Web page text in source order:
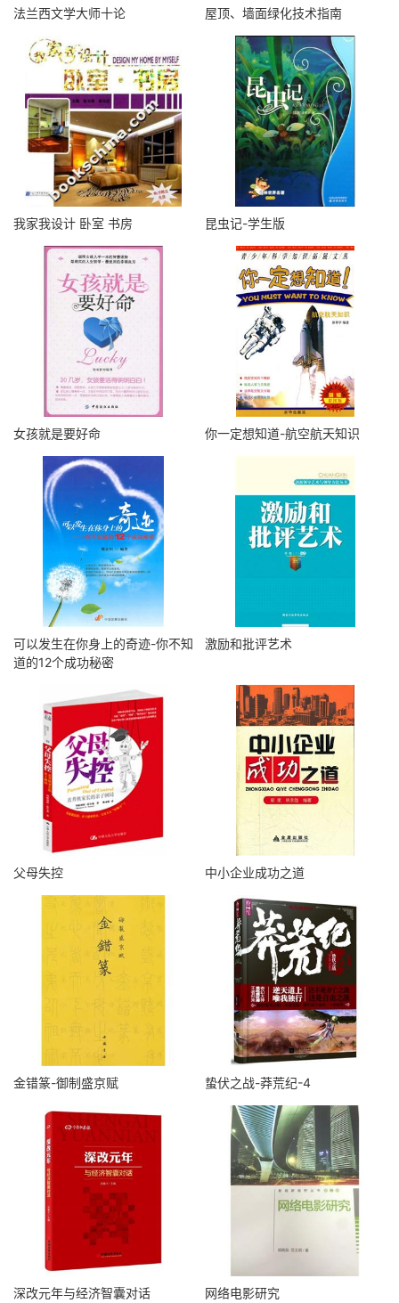
法兰西文学大师十论 屋顶、墙面绿化技术指南
我家我设计 卧室 书房 昆虫记-学生版
女孩就是要好命 你一定想知道-航空航天知识
可以发生在你身上的奇迹-你不知
道的12个成功秘密
激励和批评艺术
父母失控 中小企业成功之道
金错篆-御制盛京赋 蛰伏之战-莽荒纪-4
深改元年与经济智囊对话 网络电影研究